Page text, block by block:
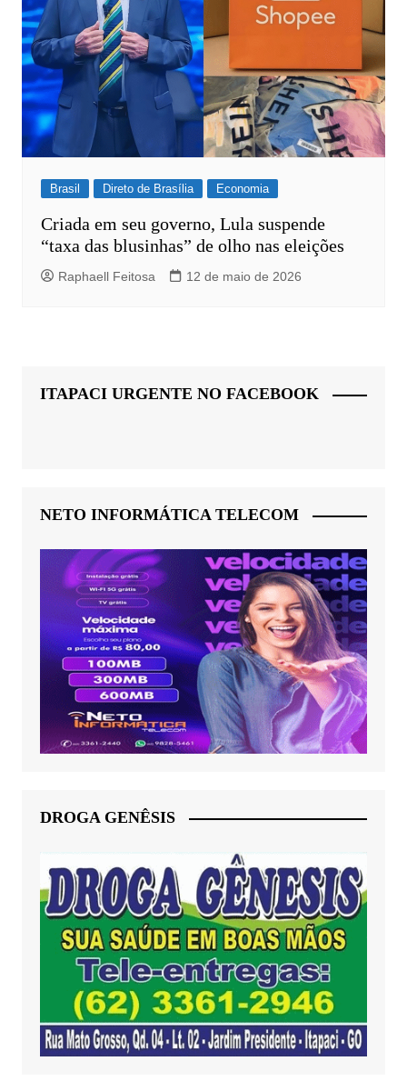
Brasil Direto de Brasília Economia
Criada em seu governo, Lula suspende
“taxa das blusinhas” de olho nas eleições
Raphaell Feitosa 12 de maio de 2026
ITAPACI URGENTE NO FACEBOOK
NETO INFORMÁTICA TELECOM
DROGA GENÊSIS